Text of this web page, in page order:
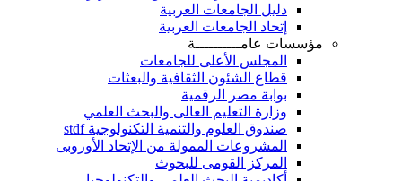
دليل الجامعات العربية
إتحاد الجامعات العربية
مؤسسات عامــــــــــة
المجلس الأعلى للجامعات
قطاع الشئون الثقافية والبعثات
بوابة مصر الرقمية
وزارة التعليم العالى والبحث العلمي
صندوق العلوم والتنمية التكنولوجية stdf
المشروعات الممولة من الإتحاد الأوروبى
المركز القومى للبحوث